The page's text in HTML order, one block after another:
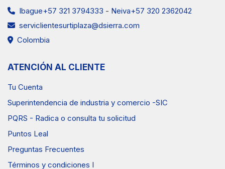
Ibague+57 321 3794333 - Neiva+57 320 2362042
serviclientesurtiplaza@dsierra.com
Colombia
ATENCIÓN AL CLIENTE
Tu Cuenta
Superintendencia de industria y comercio -SIC
PQRS - Radica o consulta tu solicitud
Puntos Leal
Preguntas Frecuentes
Términos y condiciones I